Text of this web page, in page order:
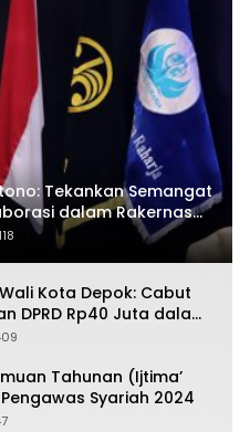
Tekankan Semangat
dalam Rakernas
Raharja
Kota Depok: Cabut
DPRD Rp40 Juta dalam
Aksi Rakyat
Tahunan (Ijtima’
Syariah 2024